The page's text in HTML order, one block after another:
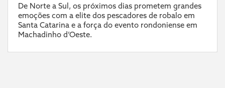
De Norte a Sul, os próximos dias prometem grandes
emoções com a elite dos pescadores de robalo em
Santa Catarina e a força do evento rondoniense em
Machadinho d’Oeste.